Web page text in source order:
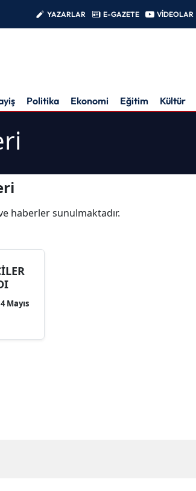
YAZARLAR E-GAZETE VİDEOLAR
Politika Ekonomi Eğitim Kültür
haberler sunulmaktadır.
Mayıs